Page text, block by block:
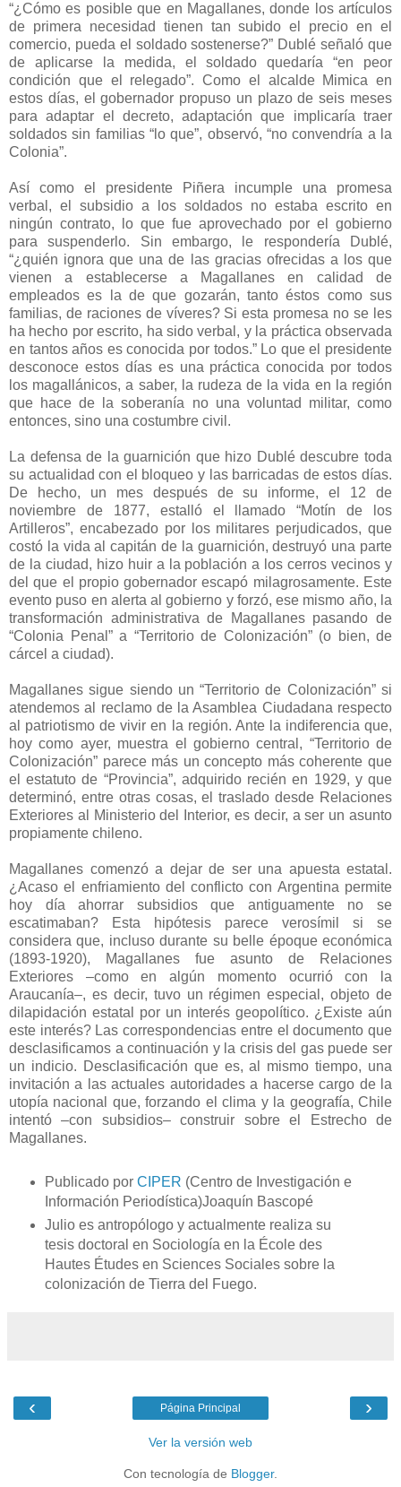
“¿Cómo es posible que en Magallanes, donde los artículos
de primera necesidad tienen tan subido el precio en el
comercio, pueda el soldado sostenerse?” Dublé señaló que
de aplicarse la medida, el soldado quedaría “en peor
condición que el relegado”. Como el alcalde Mimica en
estos días, el gobernador propuso un plazo de seis meses
para adaptar el decreto, adaptación que implicaría traer
soldados sin familias “lo que”, observó, “no convendría a la
Colonia”.
Así como el presidente Piñera incumple una promesa
verbal, el subsidio a los soldados no estaba escrito en
ningún contrato, lo que fue aprovechado por el gobierno
para suspenderlo. Sin embargo, le respondería Dublé,
“¿quién ignora que una de las gracias ofrecidas a los que
vienen a establecerse a Magallanes en calidad de
empleados es la de que gozarán, tanto éstos como sus
familias, de raciones de víveres? Si esta promesa no se les
ha hecho por escrito, ha sido verbal, y la práctica observada
en tantos años es conocida por todos.” Lo que el presidente
desconoce estos días es una práctica conocida por todos
los magallánicos, a saber, la rudeza de la vida en la región
que hace de la soberanía no una voluntad militar, como
entonces, sino una costumbre civil.
La defensa de la guarnición que hizo Dublé descubre toda
su actualidad con el bloqueo y las barricadas de estos días.
De hecho, un mes después de su informe, el 12 de
noviembre de 1877, estalló el llamado “Motín de los
Artilleros”, encabezado por los militares perjudicados, que
costó la vida al capitán de la guarnición, destruyó una parte
de la ciudad, hizo huir a la población a los cerros vecinos y
del que el propio gobernador escapó milagrosamente. Este
evento puso en alerta al gobierno y forzó, ese mismo año, la
transformación administrativa de Magallanes pasando de
“Colonia Penal” a “Territorio de Colonización” (o bien, de
cárcel a ciudad).
Magallanes sigue siendo un “Territorio de Colonización” si
atendemos al reclamo de la Asamblea Ciudadana respecto
al patriotismo de vivir en la región. Ante la indiferencia que,
hoy como ayer, muestra el gobierno central, “Territorio de
Colonización” parece más un concepto más coherente que
el estatuto de “Provincia”, adquirido recién en 1929, y que
determinó, entre otras cosas, el traslado desde Relaciones
Exteriores al Ministerio del Interior, es decir, a ser un asunto
propiamente chileno.
Magallanes comenzó a dejar de ser una apuesta estatal.
¿Acaso el enfriamiento del conflicto con Argentina permite
hoy día ahorrar subsidios que antiguamente no se
escatimaban? Esta hipótesis parece verosímil si se
considera que, incluso durante su belle époque económica
(1893-1920), Magallanes fue asunto de Relaciones
Exteriores –como en algún momento ocurrió con la
Araucanía–, es decir, tuvo un régimen especial, objeto de
dilapidación estatal por un interés geopolítico. ¿Existe aún
este interés? Las correspondencias entre el documento que
desclasificamos a continuación y la crisis del gas puede ser
un indicio. Desclasificación que es, al mismo tiempo, una
invitación a las actuales autoridades a hacerse cargo de la
utopía nacional que, forzando el clima y la geografía, Chile
intentó –con subsidios– construir sobre el Estrecho de
Magallanes.
Publicado por CIPER (Centro de Investigación e
Información Periodística)Joaquín Bascopé
Julio es antropólogo y actualmente realiza su
tesis doctoral en Sociología en la École des
Hautes Études en Sciences Sociales sobre la
colonización de Tierra del Fuego.
‹ ›
Página Principal
Ver la versión web
Con tecnología de Blogger.